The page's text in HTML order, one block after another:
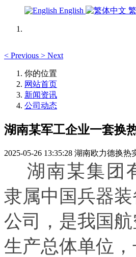
English
< Previous > Next
你的位置
网站首页
新闻资讯
公司动态
湖南某军工企业一套换
2025-05-26 13:35:28 湖南欧力德换热
湖南某集团
隶属中国兵器
公司，是我国航
生产总体单位